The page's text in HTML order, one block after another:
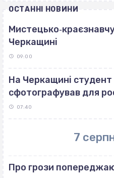
ОСТАННІ НОВИНИ
Черкащині
09:00
На Черкащині студент
сфотографував для
07:40
7
Про грози